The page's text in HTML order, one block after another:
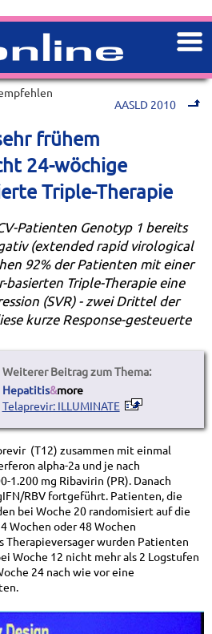
AASLD 2010
frühem
24-wöchige
Triple-Therapie
Patienten Genotyp 1 bereits
(extended rapid virological
92% der Patienten mit einer
basierten Triple-Therapie eine
(SVR) - zwei Drittel der
kurze Response-gesteuerte
Weiterer Beitrag zum Thema:
Hepatitis&more
Telaprevir: ILLUMINATE
(T12) zusammen mit einmal
alpha-2a und je nach
1.200 mg Ribavirin (PR). Danach
RBV fortgeführt. Patienten, die
bei Woche 20 randomisiert auf die
Wochen oder 48 Wochen
Therapieversager wurden Patienten
Woche 12 nicht mehr als 2 Logstufen
24 nach wie vor eine